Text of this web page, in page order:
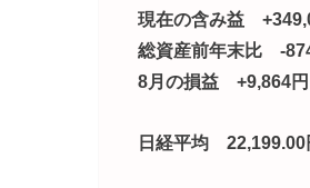
現在の含み益
総資産前年末比 -
8月の損益 +9,864円
日経平均 22,199.00